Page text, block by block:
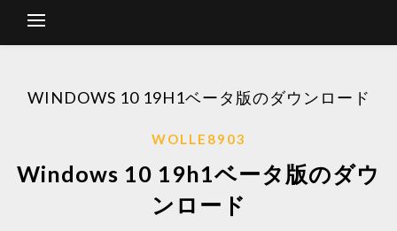
WINDOWS 10 19H1ベータ版のダウンロード
WOLLE8903
Windows 10 19h1ベータ版のダウ
ンロード